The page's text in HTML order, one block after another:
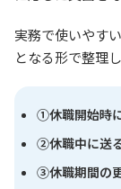
実務で使いやす
となる形で整理し
①休職開始時
②休職中に送
③休職期間の